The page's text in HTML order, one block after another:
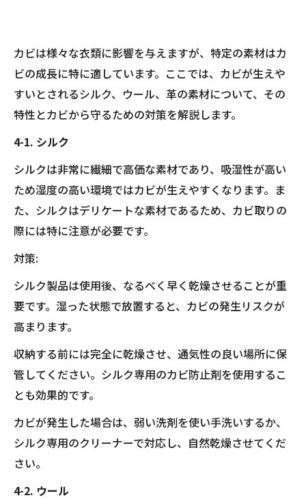
カビは様々な衣類に影響を与えますが、特定の素材はカ
ビの成長に特に適しています。ここでは、カビが生えや
すいとされるシルク、ウール、革の素材について、その
特性とカビから守るための対策を解説します。
4-1. シルク
シルクは非常に繊細で高価な素材であり、吸湿性が高い
ため湿度の高い環境ではカビが生えやすくなります。ま
た、シルクはデリケートな素材であるため、カビ取りの
際には特に注意が必要です。
対策:
シルク製品は使用後、なるべく早く乾燥させることが重
要です。湿った状態で放置すると、カビの発生リスクが
高まります。
収納する前には完全に乾燥させ、通気性の良い場所に保
管してください。シルク専用のカビ防止剤を使用するこ
とも効果的です。
カビが発生した場合は、弱い洗剤を使い手洗いするか、
シルク専用のクリーナーで対応し、自然乾燥させてくだ
さい。
4-2. ウール